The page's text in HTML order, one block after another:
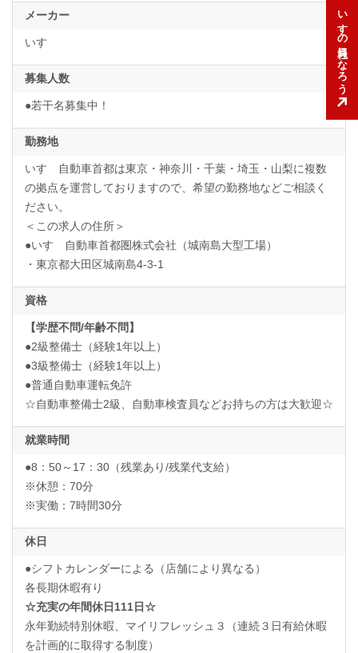
いすゞの社員になろう
メーカー
いすゞ
募集人数
●若干名募集中！
勤務地
いすゞ自動車首都は東京・神奈川・千葉・埼玉・山梨に複数
の拠点を運営しておりますので、希望の勤務地などご相談く
ださい。
＜この求人の住所＞
●いすゞ自動車首都圏株式会社（城南島大型工場）
・東京都大田区城南島4-3-1
資格
【学歴不問/年齢不問】
●2級整備士（経験1年以上）
●3級整備士（経験1年以上）
●普通自動車運転免許
☆自動車整備士2級、自動車検査員などお持ちの方は大歓迎☆
就業時間
●8：50～17：30（残業あり/残業代支給）
※休憩：70分
※実働：7時間30分
休日
●シフトカレンダーによる（店舗により異なる）
各長期休暇有り
☆充実の年間休日111日☆
永年勤続特別休暇、マイリフレッシュ３（連続３日有給休暇
を計画的に取得する制度）